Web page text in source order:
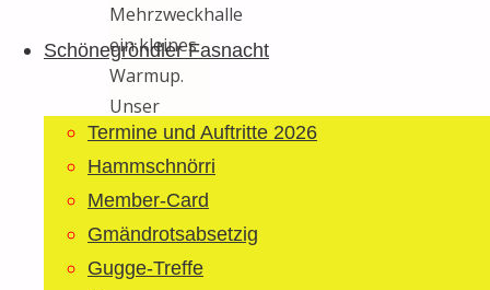
Schönegröndler Fasnacht
Termine und Auftritte 2026
Hammschnörri
Member-Card
Gmändrotsabsetzig
Gugge-Treffe
Mehrzweckhalle
ein kleines
Warmup.
Unser
Auftritt in
der Halle
war erst auf
nach
Mitternacht